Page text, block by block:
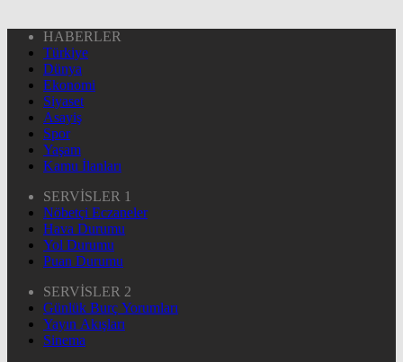
HABERLER
Türkiye
Dünya
Ekonomi
Siyaset
Asayiş
Spor
Yaşam
Kamu İlanları
SERVİSLER 1
Nöbetçi Eczaneler
Hava Durumu
Yol Durumu
Puan Durumu
SERVİSLER 2
Günlük Burç Yorumları
Yayın Akışları
Sinema